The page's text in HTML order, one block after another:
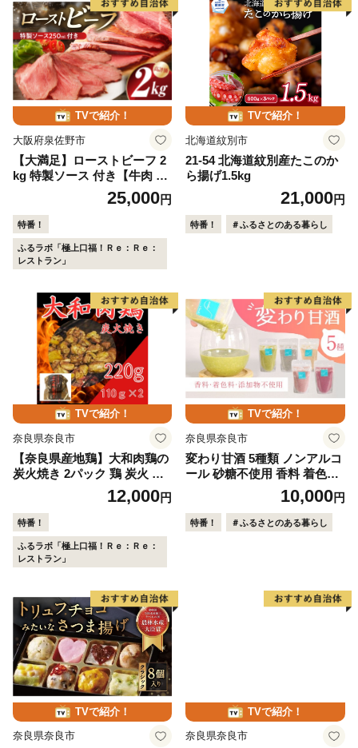
TVで紹介！
大阪府泉佐野市
【大満足】ローストビーフ 2
kg 特製ソース 付き【牛肉 ブ
ロック ろーすとびーふ 小分
け 惣菜 簡単調理 訳あり サイ
ズ不揃い 数量限定 家計応
援】
25,000円
特番！
ふるラボ「極上口福！Ｒｅ：Ｒｅ：
レストラン」
TVで紹介！
北海道紋別市
21-54 北海道紋別産たこのか
ら揚げ1.5kg
21,000円
特番！ ＃ふるさとのある暮らし
TVで紹介！
奈良県奈良市
【奈良県産地鶏】大和肉鶏の
炭火焼き 2パック 鶏 炭火 焼
き鳥 鶏肉 お肉 非常食 保存食
おつまみ 晩酌 おかず 惣菜 小
分け 炭火焼 国産 特産品 備蓄
株式会社LOVELO 8-098
12,000円
特番！
ふるラボ「極上口福！Ｒｅ：Ｒｅ：
レストラン」
TVで紹介！
奈良県奈良市
変わり甘酒 5種類 ノンアルコ
ール 砂糖不使用 香料 着色料
添加物不使用 グルテンフリー
ぐるてんふりー・ヴィーガン
びーがん 米糀 甘酒 あまざけ
手作り スイーツ スウィーツ
10,000円
特番！ ＃ふるさとのある暮らし
TVで紹介！
奈良県奈良市
TVで紹介！
奈良県奈良市